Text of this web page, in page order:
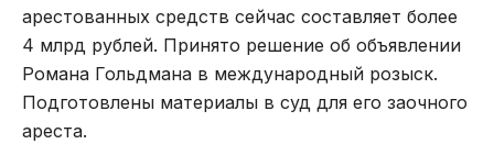
арестованных средств сейчас составляет более
4 млрд рублей. Принято решение об объявлении
Романа Гольдмана в международный розыск.
Подготовлены материалы в суд для его заочного
ареста.